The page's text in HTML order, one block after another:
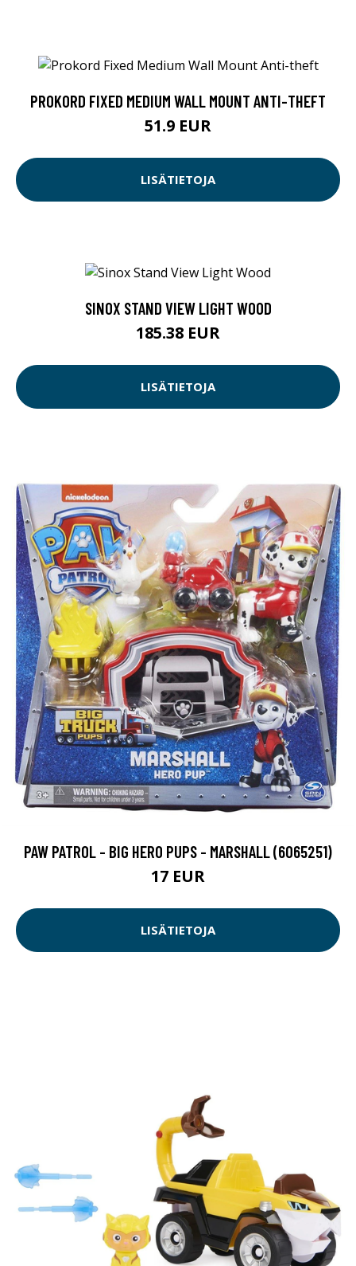
PROKORD FIXED MEDIUM WALL MOUNT ANTI-THEFT
51.9 EUR
LISÄTIETOJA
SINOX STAND VIEW LIGHT WOOD
185.38 EUR
LISÄTIETOJA
PAW PATROL - BIG HERO PUPS - MARSHALL (6065251)
17 EUR
LISÄTIETOJA